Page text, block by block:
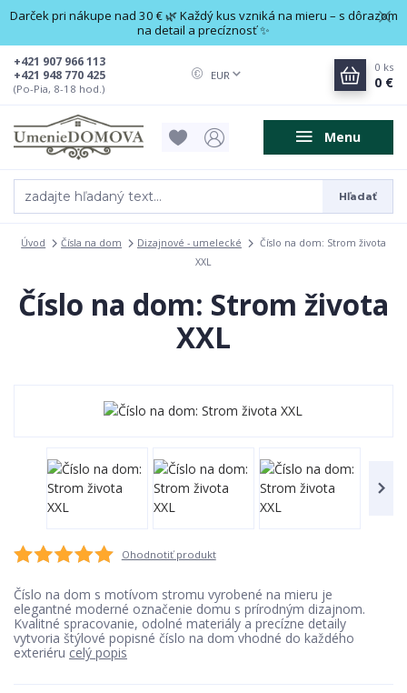
Darček pri nákupe nad 30 € 🌿 Každý kus vzniká na mieru – s dôrazom
na detail a precíznosť ✨
Menu
EUR
Hľadať
+421 948 770 425
+421 907 966 113
(Po-Pia, 8-18 hod.)
0 ks
0 €
Úvod Čísla na dom Dizajnové - umelecké
Číslo na dom: Strom života
XXL
Číslo na dom: Strom života
XXL
Ohodnotiť produkt
Číslo na dom s motívom stromu vyrobené na mieru je
elegantné moderné označenie domu s prírodným dizajnom.
Kvalitné spracovanie, odolné materiály a precízne detaily
vytvoria štýlové popisné číslo na dom vhodné do každého
exteriéru celý popis